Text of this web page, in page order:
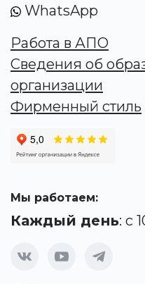
WhatsApp
Работа в АПО
Сведения об
организации
Фирменный стиль
Мы работаем:
Каждый день: с